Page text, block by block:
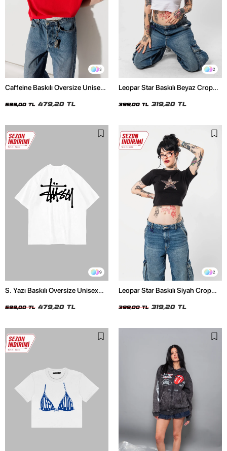
3
Caffeine Baskılı Oversize Unisex
599,00 TL 479,20 TL
2
Leopar Star Baskılı Beyaz Crop
399,00 TL 319,20 TL
9
S. Yazı Baskılı Oversize Unisex
599,00 TL 479,20 TL
2
Leopar Star Baskılı Siyah Crop
399,00 TL 319,20 TL